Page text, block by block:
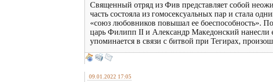
Священный отряд из Фив представляет собой
часть состояла из гомосексуальных пар и стала
«союз любовников повышал ее боеспособность».
царь Филипп II и Александр Македонский
упоминается в связи с битвой при Тегирах,
09.01.2022 17:05